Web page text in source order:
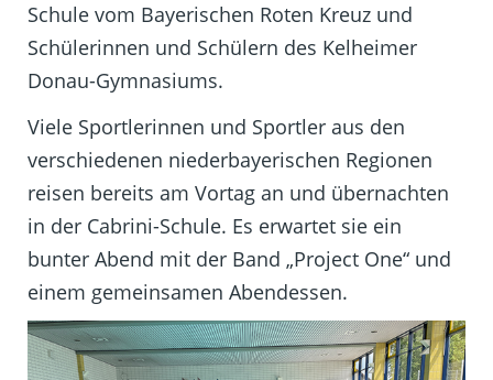
Schule vom Bayerischen Roten Kreuz und
Schülerinnen und Schülern des Kelheimer
Donau-Gymnasiums.
Viele Sportlerinnen und Sportler aus den
verschiedenen niederbayerischen Regionen
reisen bereits am Vortag an und übernachten
in der Cabrini-Schule. Es erwartet sie ein
bunter Abend mit der Band „Project One“ und
einem gemeinsamen Abendessen.